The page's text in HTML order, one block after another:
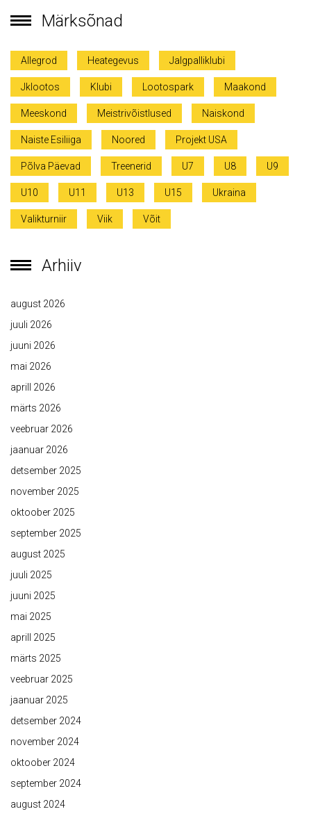
Märksõnad
Allegrod Heategevus Jalgpalliklubi
Jklootos Klubi Lootospark Maakond
Meeskond Meistrivõistlused Naiskond
Naiste Esiliiga Noored Projekt USA
Põlva Päevad Treenerid U7 U8 U9
U10 U11 U13 U15 Ukraina
Valikturniir Viik Võit
Arhiiv
august 2026
juuli 2026
juuni 2026
mai 2026
aprill 2026
märts 2026
veebruar 2026
jaanuar 2026
detsember 2025
november 2025
oktoober 2025
september 2025
august 2025
juuli 2025
juuni 2025
mai 2025
aprill 2025
märts 2025
veebruar 2025
jaanuar 2025
detsember 2024
november 2024
oktoober 2024
september 2024
august 2024